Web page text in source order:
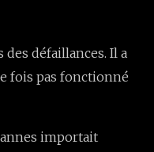
défaillances. Il a
fois pas fonctionné
importait